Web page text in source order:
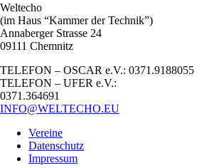
Weltecho
(im Haus “Kammer der Technik”)
Annaberger Strasse 24
09111 Chemnitz
TELEFON – OSCAR e.V.: 0371.9188055
TELEFON – UFER e.V.:
0371.364691
INFO@WELTECHO.EU
Vereine
Datenschutz
Impressum